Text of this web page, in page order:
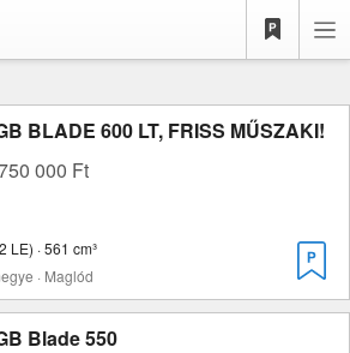
BLADE 600 LT, FRISS MŰSZAKI!
000 Ft
LE) · 561 cm³
· Maglód
Blade 550